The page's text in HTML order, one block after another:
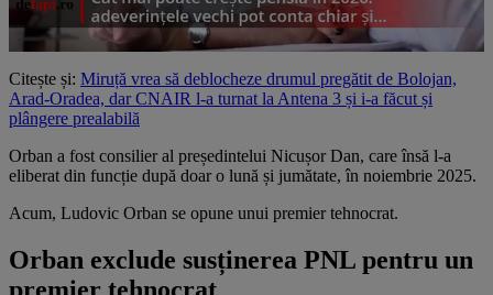
Citește și: Miruță vrea să deblocheze drumul pregătit de Bolojan,
Arad-Oradea, dar CNAIR l-a turnat la Antena 3 și i-a făcut și
plângere prealabilă
Orban a fost consilier al președintelui Nicușor Dan, care însă l-a
eliberat din funcție după doar o lună și jumătate, în noiembrie 2025.
Acum, Ludovic Orban se opune unui premier tehnocrat.
Orban exclude susținerea PNL pentru un
premier tehnocrat